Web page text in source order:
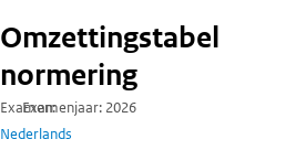
Omzettingstabel
normering
Examen
Nederlands
Examenjaar 2026